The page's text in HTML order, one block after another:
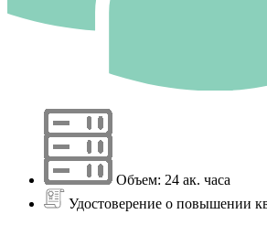
Объем: 24 ак. часа
Удостоверение о повышении